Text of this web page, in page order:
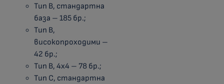
Тип B, стандартна
база – 185 бр.;
Тип B,
високопроходими –
42 бр.;
Тип B, 4х4 – 78 бр.;
Тип С, стандартна